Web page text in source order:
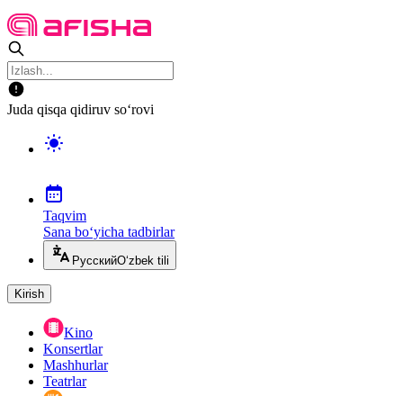
Juda qisqa qidiruv so‘rovi
Taqvim
Sana bo‘yicha tadbirlar
РусскийO‘zbek tili
Kirish
Kino
Konsertlar
Mashhurlar
Teatrlar